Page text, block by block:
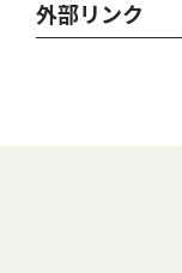
外部リンク